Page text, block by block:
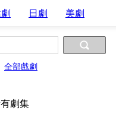
日劇 美劇
全部戲劇
劇集